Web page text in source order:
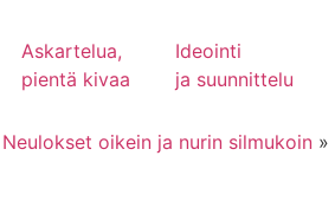
Askartelua,
pientä kivaa
Ideointi
ja suunnittelu
Neulokset oikein ja nurin silmukoin »